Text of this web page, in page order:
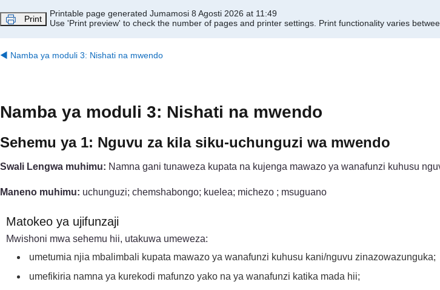
Print
Printable page generated Jumamosi 8 Agosti 2026 at 11:49
Use 'Print preview' to check the number of pages and printer settings. Print functionality varies
◀︎ Namba ya moduli 3: Nishati na mwendo
Namba ya moduli 3: Nishati na mwendo
Sehemu ya 1: Nguvu za kila siku-uchunguzi wa mwendo
Swali Lengwa muhimu: Namna gani tunaweza kupata na kujenga mawazo ya wanafunzi kuhusu
Maneno muhimu: uchunguzi; chemshabongo; kuelea; michezo ; msuguano
Matokeo ya ujifunzaji
Mwishoni mwa sehemu hii, utakuwa umeweza:
umetumia njia mbalimbali kupata mawazo ya wanafunzi kuhusu kani/nguvu zinazowazunguka;
umefikiria namna ya kurekodi mafunzo yako na ya wanafunzi katika mada hii;